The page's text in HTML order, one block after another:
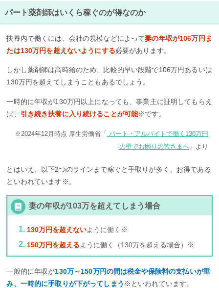
パート薬剤師はいくら稼ぐのが得なのか
扶養内で働くには、会社の規模などによって妻の年収が106万円ま
たは130万円を超えないようにする必要があります。
しかし薬剤師は高時給のため、比較的早い段階で106万円あるいは
130万円を超えてしまうこともあるでしょう。
一時的に年収が130万円以上になっても、事業主に証明してもらえ
ば、 引き続き扶養に入り続けることが可能※です。
※2024年12月時点 厚生労働省「 パート・アルバイトで働く130万円
の壁でお困りの皆さまへ」より
とはいえ、以下2つのラインまで稼ぐと手取りが多く、お得である
といわれています※。
妻の年収が103万を超えてしまう場合
130万円を超えないように働く※
150万円を超えるように働く（130万を超える場合）※
一般的に年収が130万～150万円の間は税金や保険料の支払いが重
み、一時的に手取りが下がってしまう ※といわれています。